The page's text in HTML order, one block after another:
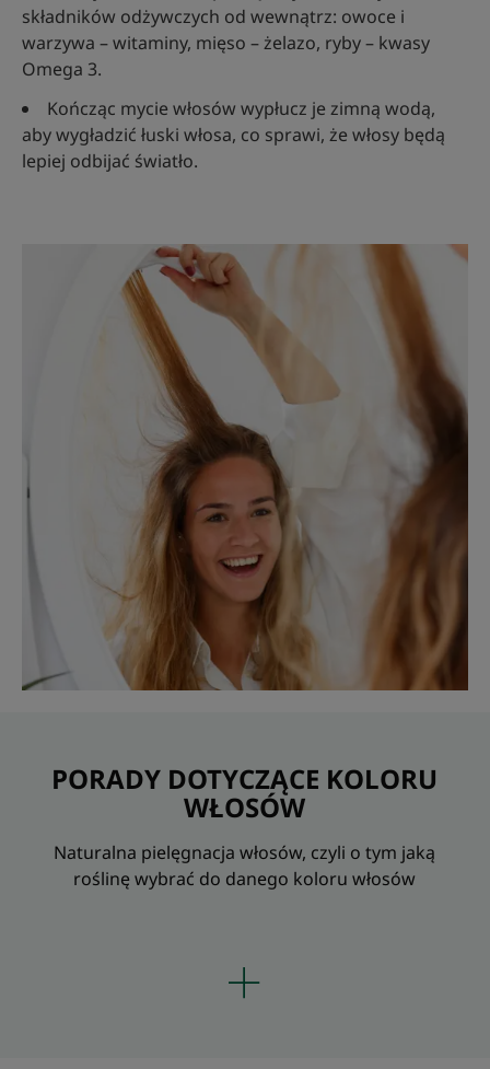
składników odżywczych od wewnątrz: owoce i
warzywa – witaminy, mięso – żelazo, ryby – kwasy
Omega 3.
Kończąc mycie włosów wypłucz je zimną wodą,
aby wygładzić łuski włosa, co sprawi, że włosy będą
lepiej odbijać światło.
PORADY DOTYCZĄCE KOLORU
WŁOSÓW
Naturalna pielęgnacja włosów, czyli o tym jaką
roślinę wybrać do danego koloru włosów